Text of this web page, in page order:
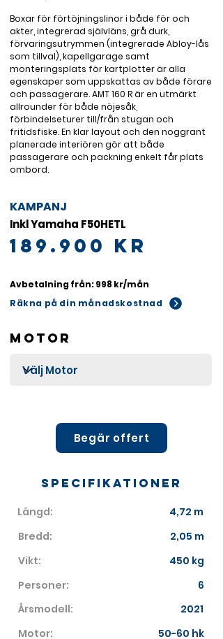
Boxar för förtöjningslinor i både för och
akter, integrerad självläns, grå durk,
förvaringsutrymmen (integrerade Abloy-lås
som tillval), kapellgarage samt
monteringsplats för kartplotter är alla
egenskaper som uppskattas av både förare
och passagerare. AMT 160 R är en utmärkt
allrounder för både nöjesåk,
förbindelseturer till/från stugan och
fritidsfiske. En klar layout och den noggrant
planerade interiören gör att både
passagerare och packning enkelt får plats
ombord.
KAMPANJ
Inkl Yamaha F50HETL
189.900 kr
Avbetalning från: 998 kr/mån
Räkna på din månadskostnad
Motor
Begär offert
Specifikationer
Längd:
4,72 m
Bredd:
2,05 m
Vikt:
450 kg
Personer:
6
Årsmodell:
2021
Motor:
50-60 hk